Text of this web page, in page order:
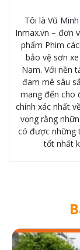
Tôi là Vũ
Inmax.vn – đơn
phẩm Phim
bảo vệ sơn
Nam. Với nền
đam mê sâu
mang đến cho
chính xác nhất
vọng rằng
có được những
tốt nhất